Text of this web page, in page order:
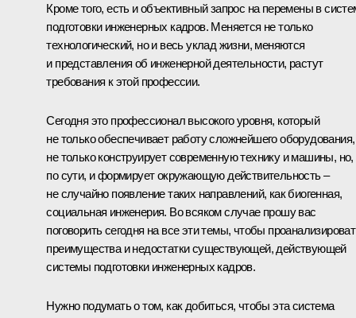
Кроме того, есть и объективный запрос на перемены в
подготовки инженерных кадров. Меняется не только
технологический, но и весь уклад жизни, меняются
и представления об инженерной деятельности, растут
требования к этой профессии.
Сегодня это профессионал высокого уровня, который
не только обеспечивает работу сложнейшего оборудования,
не только конструирует современную технику и машины, но,
по сути, и формирует окружающую действительность –
не случайно появление таких направлений, как биогенная,
социальная инженерия. Во всяком случае прошу вас
поговорить сегодня на все эти темы, чтобы
преимущества и недостатки существующей, действующей
системы подготовки инженерных кадров.
Нужно подумать о том, как добиться, чтобы эта система